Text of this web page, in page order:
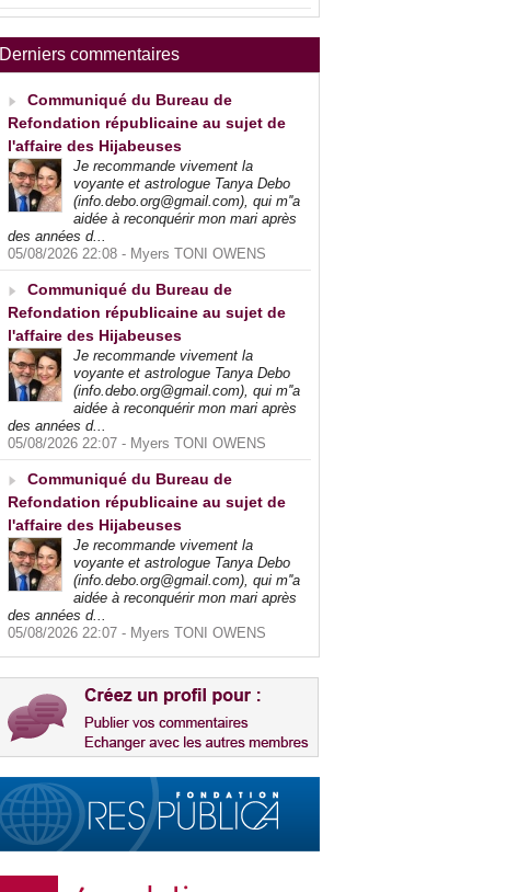
Derniers commentaires
Communiqué du Bureau de
Refondation républicaine au sujet de
l'affaire des Hijabeuses
Je recommande vivement la
voyante et astrologue Tanya Debo
(info.debo.org@gmail.com), qui m''a
aidée à reconquérir mon mari après
des années d...
05/08/2026 22:08 - Myers TONI OWENS
Communiqué du Bureau de
Refondation républicaine au sujet de
l'affaire des Hijabeuses
Je recommande vivement la
voyante et astrologue Tanya Debo
(info.debo.org@gmail.com), qui m''a
aidée à reconquérir mon mari après
des années d...
05/08/2026 22:07 - Myers TONI OWENS
Communiqué du Bureau de
Refondation républicaine au sujet de
l'affaire des Hijabeuses
Je recommande vivement la
voyante et astrologue Tanya Debo
(info.debo.org@gmail.com), qui m''a
aidée à reconquérir mon mari après
des années d...
05/08/2026 22:07 - Myers TONI OWENS